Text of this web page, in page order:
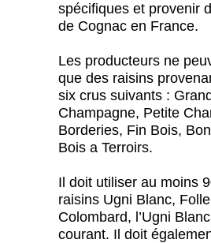
spécifiques et provenir
de Cognac en France.
Les producteurs ne
que des raisins
six crus suivants :
Champagne, Petite
Borderies, Fin Bois,
Bois a Terroirs.
Il doit utiliser au moins
raisins Ugni Blanc,
Colombard, l’Ugni
courant. Il doit